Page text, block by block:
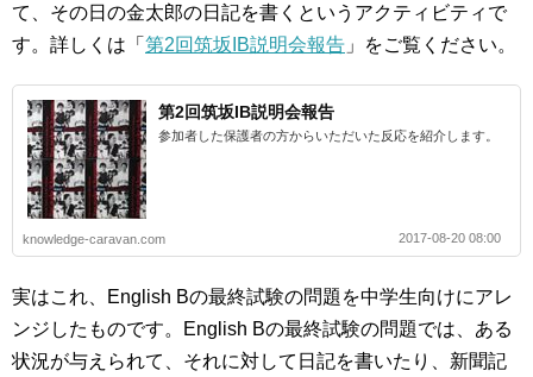
て、その日の金太郎の日記を書くというアクティビティで
す。詳しくは「 第2回筑坂IB説明会報告 」をご覧ください。
第2回筑坂IB説明会報告
参加者した保護者の方からいただいた反応を紹介します。
knowledge-caravan.com 2017-08-20 08:00
実はこれ、English Bの最終試験の問題を中学生向けにアレ
ンジしたものです。English Bの最終試験の問題では、ある
状況が与えられて、それに対して日記を書いたり、新聞記